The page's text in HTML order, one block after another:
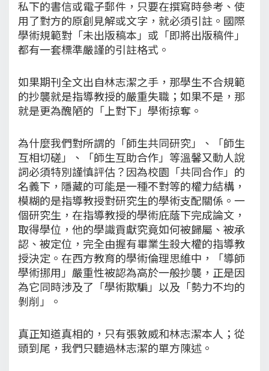
私下的書信或電子郵件，只要在撰寫時參考、使
用了對方的原創見解或文字，就必須引註。國際
學術規範對「未出版稿本」或「即將出版稿件」
都有一套標準嚴謹的引註格式。
如果期刊全文出自林志潔之手，那學生不合規範
的抄襲就是指導教授的嚴重失職；如果不是，那
就是更為醜陋的「上對下」學術掠奪。
為什麼我們對所謂的「師生共同研究」、「師生
互相切磋」、「師生互助合作」等溫馨又動人說
詞必須特別謹慎評估？因為校園「共同合作」的
名義下，隱藏的可能是一種不對等的權力結構，
模糊的是指導教授對研究生的學術支配關係。一
個研究生，在指導教授的學術庇蔭下完成論文，
取得學位，他的學識貢獻究竟如何被歸屬、被承
認、被定位，完全由握有畢業生殺大權的指導教
授決定。在西方教育的學術倫理思維中，「導師
學術挪用」嚴重性被認為高於一般抄襲，正是因
為它同時涉及了「學術欺騙」以及「勢力不均的
剝削」。
真正知道真相的，只有張敦威和林志潔本人；從
頭到尾，我們只聽過林志潔的單方陳述。